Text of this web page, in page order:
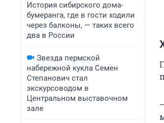
История сибирского дома-
бумеранга, где в гости ходили
через балконы, — таких всего
два в России
Звезда пермской
набережной кукла Семен
Степанович стал
экскурсоводом в
Центральном выставочном
зале